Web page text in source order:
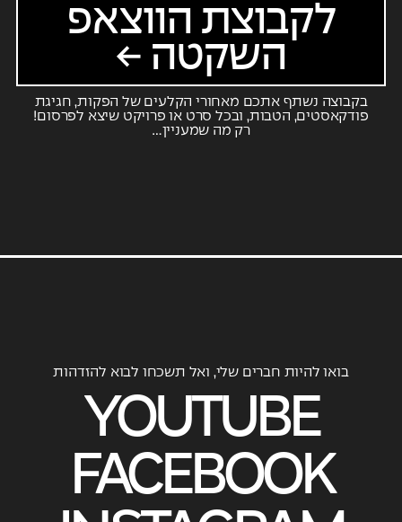
לקבוצת הווצאפ
השקטה ←
בקבוצה נשתף אתכם מאחורי הקלעים של הפקות, חגיגת
פודקאסטים, הטבות, ובכל סרט או פרויקט שיצא לפרסום!
רק מה שמעניין…
בואו להיות חברים שלי, ואל תשכחו לבוא להזדהות
YOUTUBE
FACEBOOK